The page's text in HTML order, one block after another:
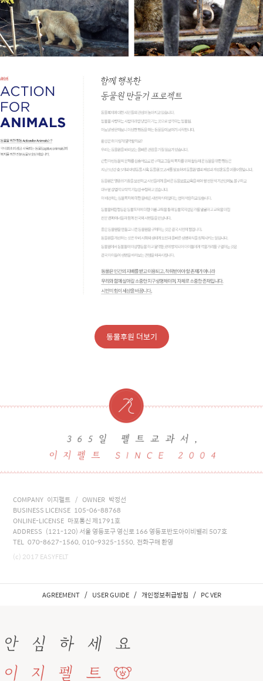
동물후원 더보기
COMPANY 이지펠트 / OWNER 박정선
BUSINESS LICENSE 105-06-88768
ONLINE-LICENSE 마포통신 제1791호
ADDRESS (121-120) 서울 영등포구 영신로 166 영등포반도아이비밸리 507호
TEL 070-8627-1560, 010-9325-1550, 전화구매 환영
(c) 2017 EASYFELT
AGREEMENT / USER GUIDE / 개인정보취급방침 / PC VER